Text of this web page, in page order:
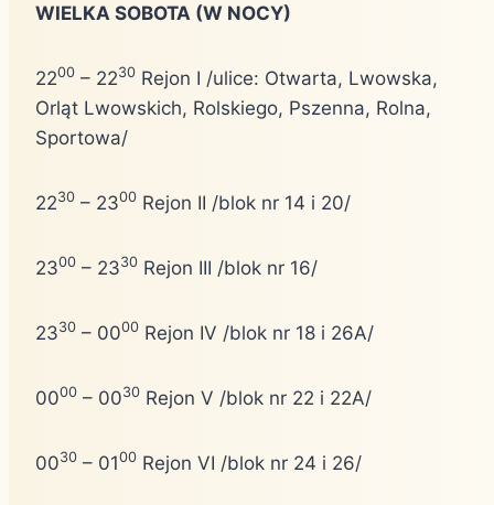
WIELKA SOBOTA (W NOCY)
2200 – 2230 Rejon I /ulice: Otwarta, Lwowska,
Orląt Lwowskich, Rolskiego, Pszenna, Rolna,
Sportowa/
2230 – 2300 Rejon II /blok nr 14 i 20/
2300 – 2330 Rejon III /blok nr 16/
2330 – 0000 Rejon IV /blok nr 18 i 26A/
0000 – 0030 Rejon V /blok nr 22 i 22A/
0030 – 0100 Rejon VI /blok nr 24 i 26/